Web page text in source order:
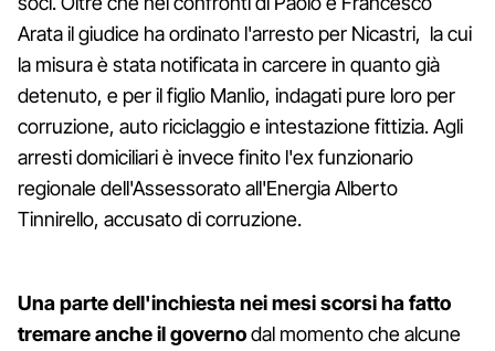
Arata il giudice ha ordinato l'arresto per Nicastri, la cui
la misura è stata notificata in carcere in quanto già
detenuto, e per il figlio Manlio, indagati pure loro per
corruzione, auto riciclaggio e intestazione fittizia. Agli
arresti domiciliari è invece finito l'ex funzionario
regionale dell'Assessorato all'Energia Alberto
Tinnirello, accusato di corruzione.
Una parte dell'inchiesta nei mesi scorsi ha fatto
tremare anche il governodal momento che alcune